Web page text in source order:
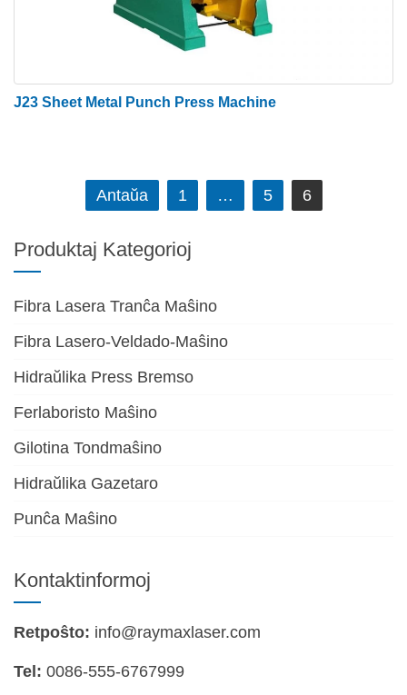
J23 Sheet Metal Punch Press Machine
Navigado
afiŝoj
Antaŭa 1 … 5 6
Produktaj Kategorioj
Fibra Lasera Tranĉa Maŝino
Fibra Lasero-Veldado-Maŝino
Hidraŭlika Press Bremso
Ferlaboristo Maŝino
Gilotina Tondmaŝino
Hidraŭlika Gazetaro
Punĉa Maŝino
Kontaktinformoj
Retpoŝto: info@raymaxlaser.com
Tel: 0086-555-6767999